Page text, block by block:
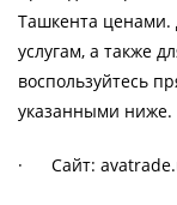
Ташкента ценами.
услугам, а также
воспользуйтесь
указанными ниже.
· Сайт: